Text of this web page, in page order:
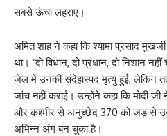
सबसे ऊंचा लहराए।
अमित शाह ने कहा कि श्यामा प्रसाद
था। ‘दो विधान, दो प्रधान, दो निशान
जेल में उनकी संदेहास्पद मृत्यु हुई, लेकिन
जांच नहीं कराई। उन्होंने कहा कि मोदी
और कश्मीर से अनुच्छेद 370 को जड़ से
अभिन्न अंग बन चुका है।